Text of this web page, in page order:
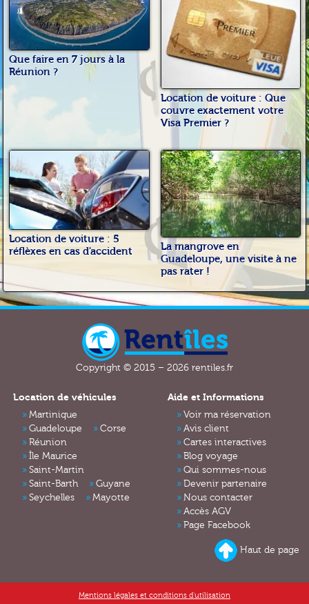
Que faire en 7 jours à la
Réunion ?
Location de voiture : Que
couvre exactement votre
Visa Premier ?
Location de voiture : 5
réflèxes en cas d'accident
La mangrove en
Guadeloupe, une visite à ne
pas rater !
Copyright © 2015 – 2026 rentiles.fr
Location de véhicules
Martinique
Guadeloupe
Corse
Réunion
Île Maurice
Saint-Martin
Saint-Barth
Guyane
Seychelles
Mayotte
Aide et Informations
Voir ma réservation
Avis client
Cartes interactives
Blog voyage
Qui sommes-nous
Devenir partenaire
Nous contacter
Accès AGV
Page Facebook
Haut de page
Mentions légales et conditions d'utilisation